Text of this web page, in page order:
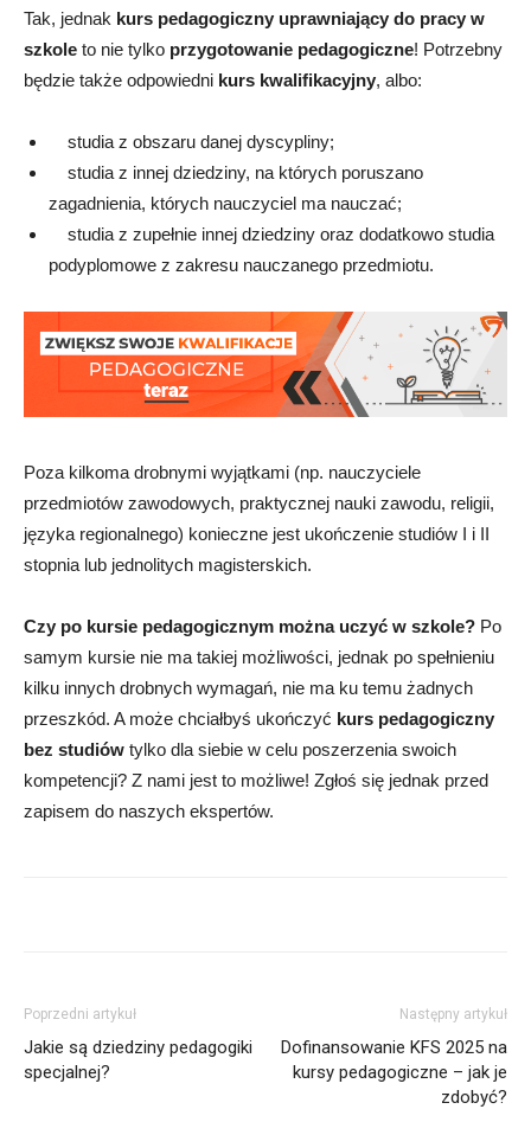
Tak, jednak kurs pedagogiczny uprawniający do pracy w
szkole to nie tylko przygotowanie pedagogiczne! Potrzebny
będzie także odpowiedni kurs kwalifikacyjny, albo:
studia z obszaru danej dyscypliny;
studia z innej dziedziny, na których poruszano
zagadnienia, których nauczyciel ma nauczać;
studia z zupełnie innej dziedziny oraz dodatkowo studia
podyplomowe z zakresu nauczanego przedmiotu.
Poza kilkoma drobnymi wyjątkami (np. nauczyciele
przedmiotów zawodowych, praktycznej nauki zawodu, religii,
języka regionalnego) konieczne jest ukończenie studiów I i II
stopnia lub jednolitych magisterskich.
Czy po kursie pedagogicznym można uczyć w szkole? Po
samym kursie nie ma takiej możliwości, jednak po spełnieniu
kilku innych drobnych wymagań, nie ma ku temu żadnych
przeszkód. A może chciałbyś ukończyć kurs pedagogiczny
bez studiów tylko dla siebie w celu poszerzenia swoich
kompetencji? Z nami jest to możliwe! Zgłoś się jednak przed
zapisem do naszych ekspertów.
Poprzedni artykuł
Jakie są dziedziny pedagogiki
specjalnej?
Następny artykuł
Dofinansowanie KFS 2025 na
kursy pedagogiczne – jak je
zdobyć?